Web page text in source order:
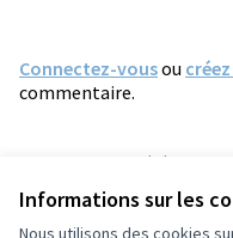
Informations sur les
Nous utilisons des cookies
Connectez-vousou
commentaire.
Référence :
Vérifiez